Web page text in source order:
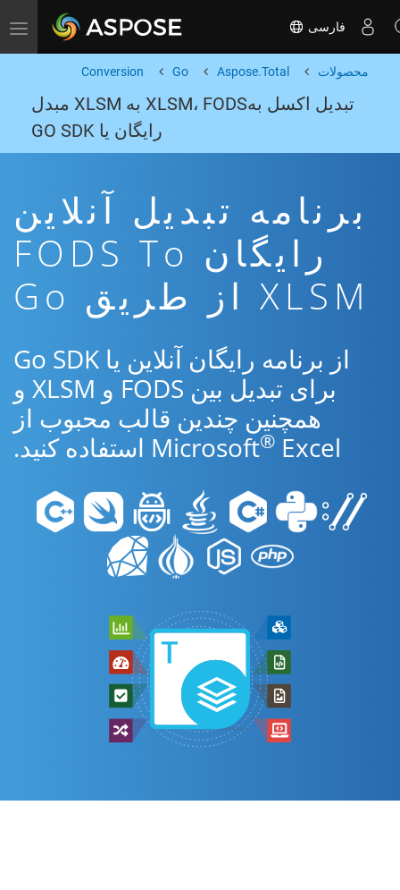
Toggle navigation فارسی
محصولات Aspose.Total
Go
Conversion
تبدیل اکسل بهXLSM، FODS به XLSM مبدل
رایگان یا GO SDK
برنامه تبدیل آنلاین
رایگان FODS To
XLSM از طریق Go
از برنامه رایگان آنلاین یا Go SDK
برای تبدیل بین FODS و XLSM و
همچنین چندین قالب محبوب از
Microsoft® Excel استفاده کنید.